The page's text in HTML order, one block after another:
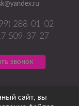
288-01-02
509-37-27
звонок
сайт, вы